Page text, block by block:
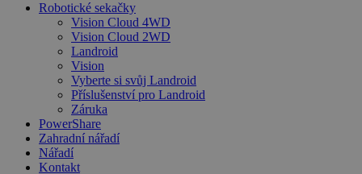
Robotické sekačky
Vision Cloud 4WD
Vision Cloud 2WD
Landroid
Vision
Vyberte si svůj Landroid
Příslušenství pro Landroid
Záruka
PowerShare
Zahradní nářadí
Nářadí
Kontakt